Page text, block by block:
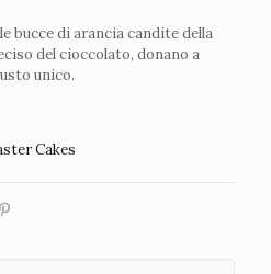
bucce di arancia candite della
del cioccolato, donano a
unico.
Cakes